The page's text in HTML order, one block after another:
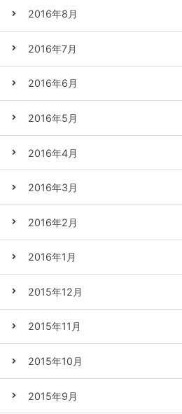
2016年8月
2016年7月
2016年6月
2016年5月
2016年4月
2016年3月
2016年2月
2016年1月
2015年12月
2015年11月
2015年10月
2015年9月